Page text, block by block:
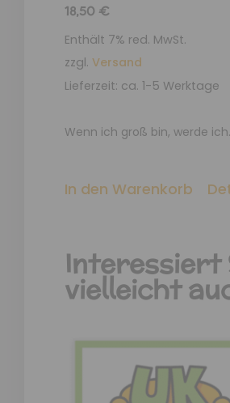
18,50 €
Enthält 7% red. MwSt.
zzgl. Versand
Lieferzeit: ca. 1-5 Werktage
Wenn ich groß bin, werde
In den Warenkorb
Interessiert
vielleicht